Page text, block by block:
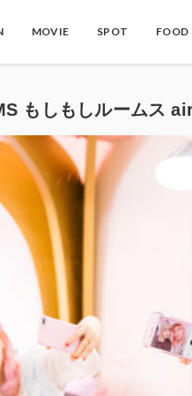
MOVIE SPOT FOOD
もしもしルームス